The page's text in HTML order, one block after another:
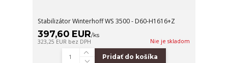
Stabilizátor Winterhoff WS 3500 - D60-H1616+Z
397,60 EUR/ks
323,25 EUR bez DPH Nie je skladom
Pridať do košíka